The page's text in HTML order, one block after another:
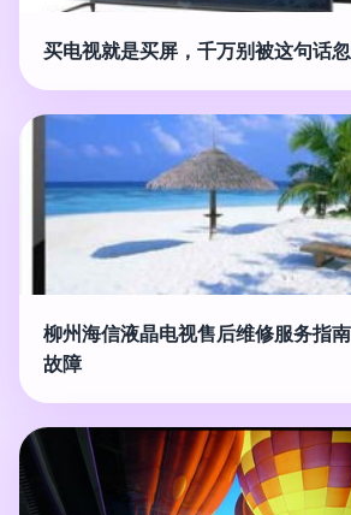
买电视就是买屏，千万别被这句话
柳州海信液晶电视售后维修服务指
故障